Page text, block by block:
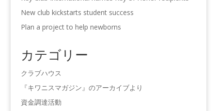
New club kickstarts student success
Plan a project to help newborns
カテゴリー
クラブハウス
『キワニスマガジン』のアーカイブより
資金調達活動